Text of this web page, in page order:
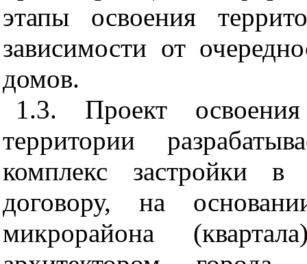
этапы освоения
зависимости от
домов.
1.3. Проект
территории
комплекс застройки в
договору, на
микрорайона